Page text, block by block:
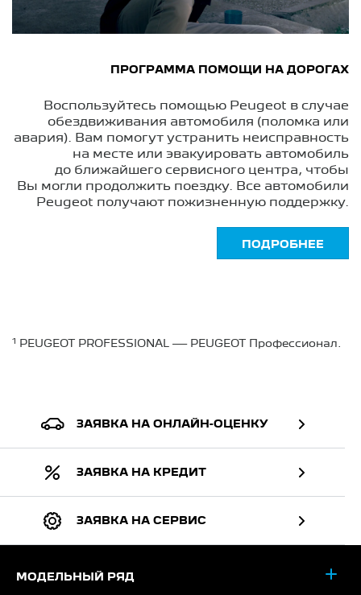
ПРОГРАММА ПОМОЩИ НА ДОРОГАХ
Воспользуйтесь помощью Peugeot в случае
обездвиживания автомобиля (поломка или
авария). Вам помогут устранить неисправность
на месте или эвакуировать автомобиль
до ближайшего сервисного центра, чтобы
Вы могли продолжить поездку. Все автомобили
Peugeot получают пожизненную поддержку.
ПОДРОБНЕЕ
1 PEUGEOT PROFESSIONAL — PEUGEOT Профессионал.
ЗАЯВКА НА ОНЛАЙН-ОЦЕНКУ
ЗАЯВКА НА КРЕДИТ
ЗАЯВКА НА СЕРВИС
МОДЕЛЬНЫЙ РЯД